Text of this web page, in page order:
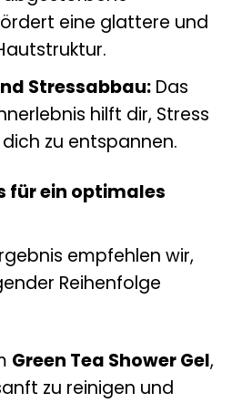
eine glattere und
Stressabbau:Das
hilft dir, Stress
zu entspannen.
für ein optimales
empfehlen wir,
Reihenfolge
Green Tea Shower Gel,
zu reinigen und